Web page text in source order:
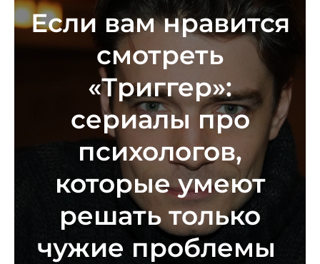
Если вам нравится
смотреть
«Триггер»:
сериалы про
психологов,
которые умеют
решать только
чужие проблемы